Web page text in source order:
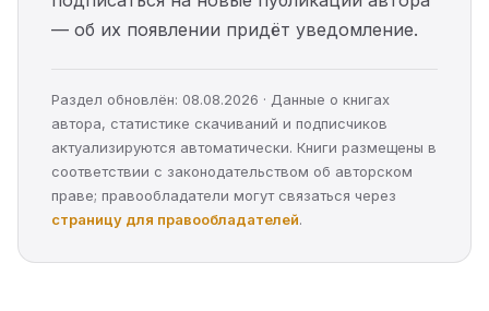
— об их появлении придёт уведомление.
Раздел обновлён: 08.08.2026 · Данные о книгах
автора, статистике скачиваний и подписчиков
актуализируются автоматически. Книги размещены в
соответствии с законодательством об авторском
праве; правообладатели могут связаться через
страницу для правообладателей.